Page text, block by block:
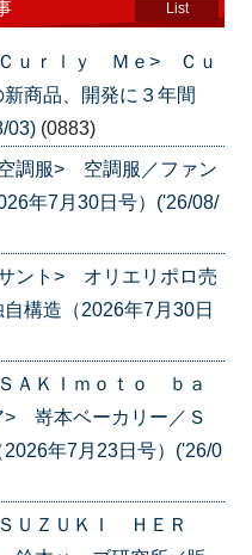
List
ｕｒｌｙ Ｍｅ> Ｃｕ
商品、開発に３年間
03) (0883)
調服> 空調服／ファン
年7月30日号）('26/08/
ント> オリエリポロ売
構造（2026年7月30日
ＡＫＩｍｏｔｏ ｂａ
嵜本ベーカリー／Ｓ
年7月23日号）('26/0
ＵＺＵＫＩ ＨＥＲ